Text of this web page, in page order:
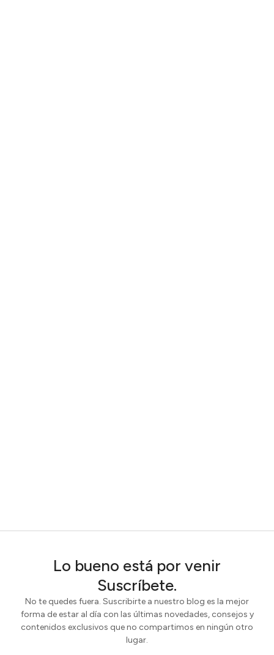
Lo bueno está por venir
Suscríbete.
No te quedes fuera. Suscribirte a nuestro blog es la mejor
forma de estar al día con las últimas novedades, consejos y
contenidos exclusivos que no compartimos en ningún otro
lugar.